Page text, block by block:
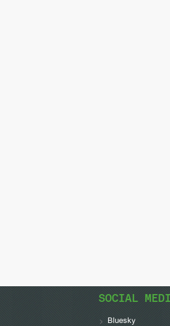
SOCIAL
Bluesky